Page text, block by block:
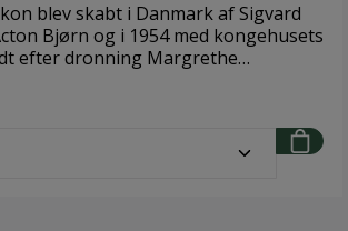
blev skabt i Danmark af Sigvard
Bjørn og i 1954 med kongehusets
efter dronning Margrethe
originale design er bevaret
er designet til
i Margrethe-skålen, med to greb, der
kant, så der er god plads til væske